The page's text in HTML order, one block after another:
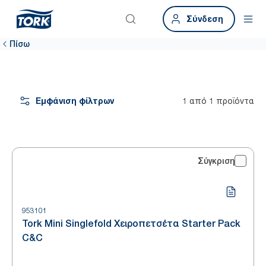
Σύνδεση
Πίσω
Εμφάνιση φίλτρων 1 από 1 προϊόντα
Σύγκριση
953101
Tork Mini Singlefold Χειροπετσέτα Starter Pack
C&C